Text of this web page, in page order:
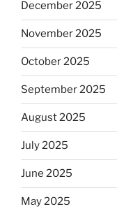
December 2025
November 2025
October 2025
September 2025
August 2025
July 2025
June 2025
May 2025